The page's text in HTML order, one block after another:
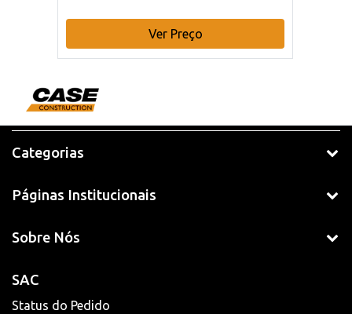
Ver Preço
Categorias
Páginas Institucionais
Sobre Nós
SAC
Status do Pedido